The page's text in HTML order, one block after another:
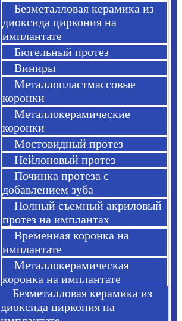
Безметалловая керамика из
диоксида циркония на
имплантате
Бюгельный протез
Виниры
Металлопластмассовые
коронки
Металлокерамические
коронки
Мостовидный протез
Нейлоновый протез
Починка протеза с
добавлением зуба
Полный съемный акриловый
протез на имплантах
Временная коронка на
имплантате
Металлокерамическая
коронка на имплантате
Безметалловая керамика из
диоксида циркония на